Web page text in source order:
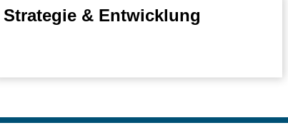
Strategie & Entwicklung